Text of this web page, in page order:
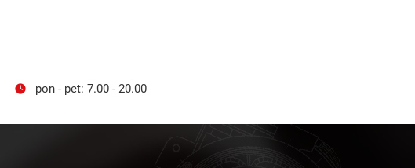
pon - pet: 7.00 - 20.00